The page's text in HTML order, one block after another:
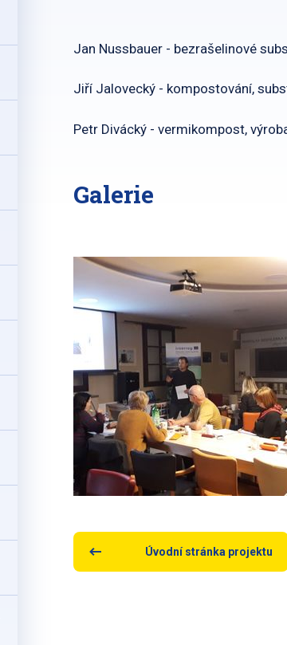
Jan Nussbauer - bezrašelinové
Jiří Jalovecký - kompostování,
Petr Divácký - vermikompost,
Galerie
Úvodní stránka projektu